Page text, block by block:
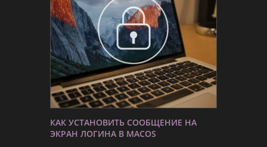
КАК УСТАНОВИТЬ СООБЩЕНИЕ НА
ЭКРАН ЛОГИНА В MACOS